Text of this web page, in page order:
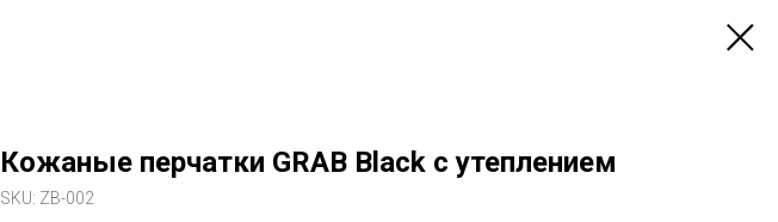
Кожаные перчатки GRAB Black с утеплением
SKU: ZB-002